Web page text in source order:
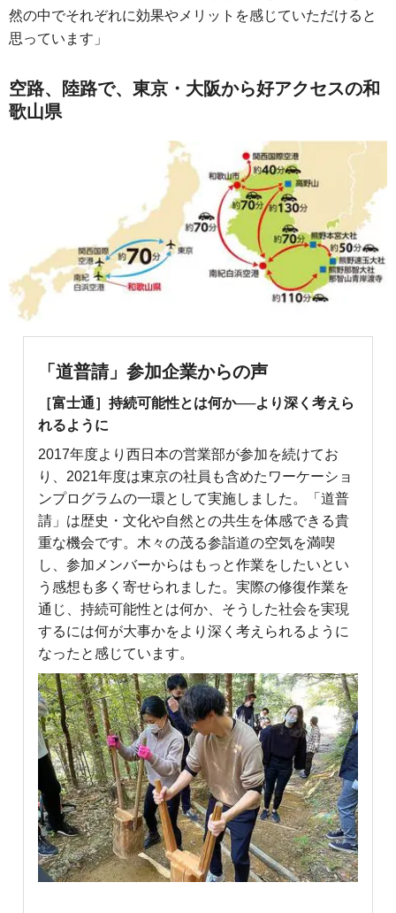
然の中でそれぞれに効果やメリットを感じていただけると
思っています」
空路、陸路で、東京・大阪から好アクセスの和
歌山県
「道普請」参加企業からの声
［富士通］持続可能性とは何か──より深く考えら
れるように
2017年度より西日本の営業部が参加を続けてお
り、2021年度は東京の社員も含めたワーケーショ
ンプログラムの一環として実施しました。「道普
請」は歴史・文化や自然との共生を体感できる貴
重な機会です。木々の茂る参詣道の空気を満喫
し、参加メンバーからはもっと作業をしたいとい
う感想も多く寄せられました。実際の修復作業を
通じ、持続可能性とは何か、そうした社会を実現
するには何が大事かをより深く考えられるように
なったと感じています。